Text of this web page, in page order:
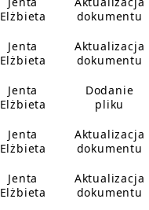
Elżbieta
dokumentu
Jenta
Elżbieta
Aktualizacja
dokumentu
Jenta
Elżbieta
Dodanie
pliku
Jenta
Elżbieta
Aktualizacja
dokumentu
Jenta
Elżbieta
Aktualizacja
dokumentu